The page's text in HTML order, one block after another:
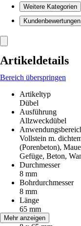
Weitere Kategorien
Kundenbewertungen
Artikeldetails
Bereich überspringen
Artikeltyp
Dübel
Ausführung
Allzweckdübel
Vollstein m.
(Porenbeton),
Gefüge, Beton,
Durchmesser
8 mm
Bohrdurchmesser
8 mm
Länge
65 mm
Größe
Mehr anzeigen